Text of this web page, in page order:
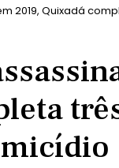
2019, Quixadá